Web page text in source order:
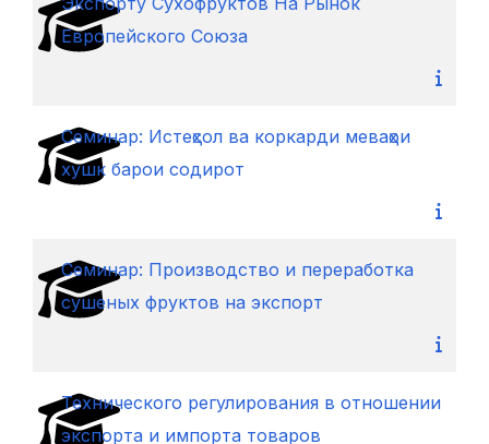
Европейского Cоюза
Семинар: Истеҳсол ва коркарди меваҳои
хушк барои содирот
Cеминар: Производство и переработка
сушеных фруктов на экспорт
Технического регулирования в отношении
экспорта и импорта товаров